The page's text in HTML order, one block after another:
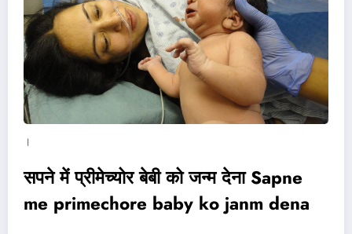
।
सपने में प्रीमेच्योर बेबी को जन्म देना Sapne
me primechore baby ko janm dena